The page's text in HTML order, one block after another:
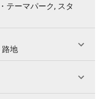
テーマパーク, スタ
路地